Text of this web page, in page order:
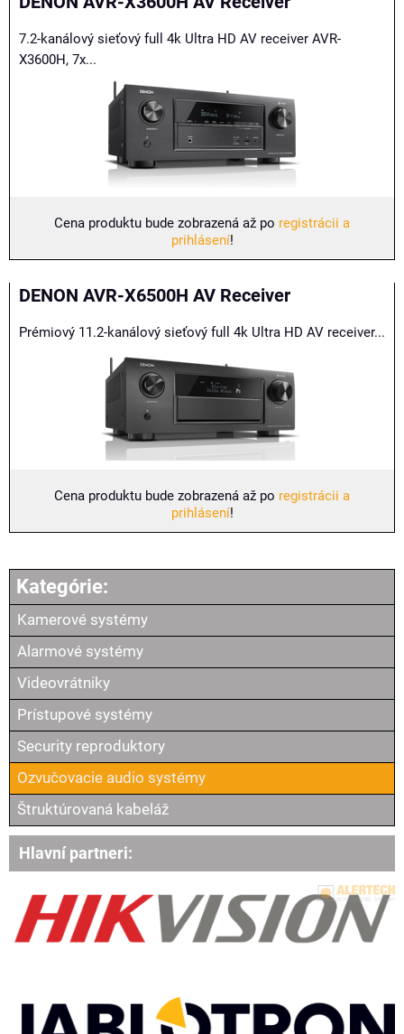
7.2-kanálový sieťový full 4k Ultra HD AV receiver AVR-
X3600H, 7x...
Cena produktu bude zobrazená až po registrácii a
prihlásení!
DENON AVR-X6500H AV Receiver
Prémiový 11.2-kanálový sieťový full 4k Ultra HD AV receiver...
Cena produktu bude zobrazená až po registrácii a
prihlásení!
Kamerové systémy
Alarmové systémy
Videovrátniky
Prístupové systémy
Security reproduktory
Ozvučovacie audio systémy
Štruktúrovaná kabeláž
Hlavní partneri: